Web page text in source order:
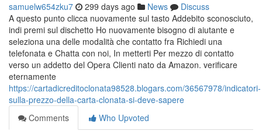
samuelw654zku7 299 days ago News
Discuss
A questo punto clicca nuovamente sul tasto Addebito sconosciuto,
indi premi sul dischetto Ho nuovamente bisogno di aiutante e
seleziona una delle modalità che contatto fra Richiedi una
telefonata e Chatta con noi, In metterti Per mezzo di contatto
verso un addetto del Opera Clienti nato da Amazon. verificare
eternamente
https://cartadicreditoclonata98528.blogars.com/36567978/indicatori-
sulla-prezzo-della-carta-clonata-si-deve-sapere
Comments
Who Upvoted